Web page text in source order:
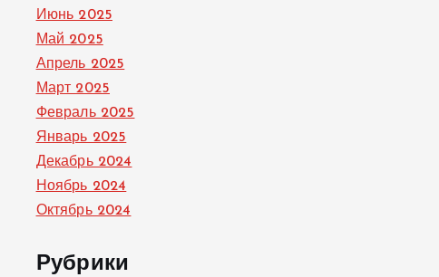
Июнь 2025
Май 2025
Апрель 2025
Март 2025
Февраль 2025
Январь 2025
Декабрь 2024
Ноябрь 2024
Октябрь 2024
Рубрики